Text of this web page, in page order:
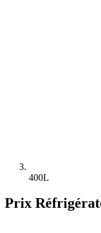
400L
Prix